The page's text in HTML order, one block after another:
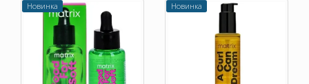
Новинка Новинка